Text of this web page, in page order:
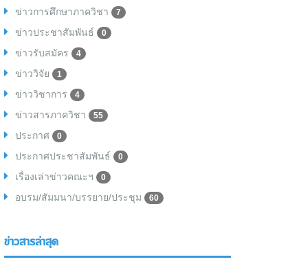
ข่าวการศึกษาภาควิชา 7
ข่าวประชาสัมพันธ์ 0
ข่าวรับสมัคร 4
ข่าววิจัย 1
ข่าววิชาการ 4
ข่าวสารภาควิชา 55
ประกาศ 0
ประกาศประชาสัมพันธ์ 0
เรื่องเล่าข่าวคณะฯ 0
อบรม/สัมมนา/บรรยาย/ประชุม 60
ข่าวสารล่าสุด